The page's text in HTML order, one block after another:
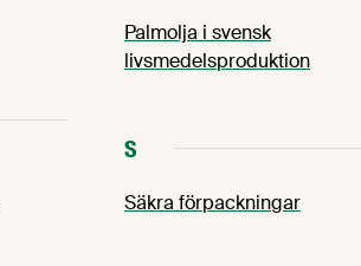
Palmolja i svensk
livsmedelsproduktion
S
Säkra förpackningar